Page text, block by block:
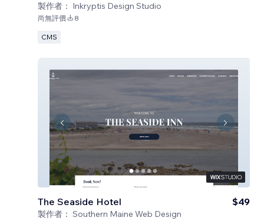
製作者： Inkryptis Design Studio
尚無評價 8
CMS
The Seaside Hotel
製作者： Southern Maine Web Design
$49